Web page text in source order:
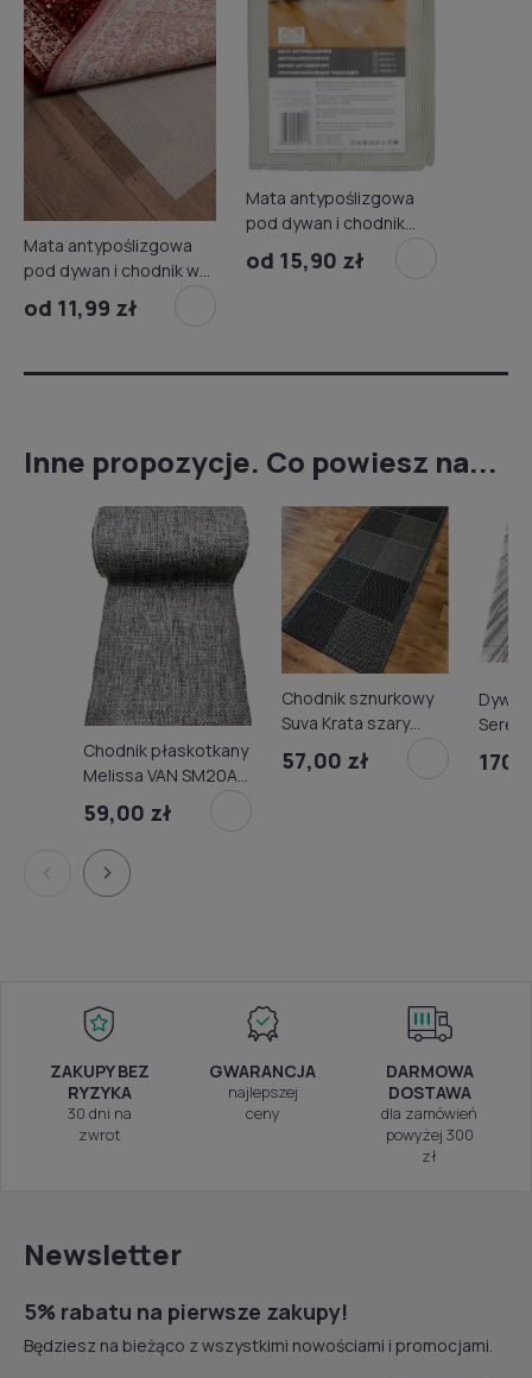
Mata antypoślizgowa
pod dywan i chodnik w
rolce
od 11,99 zł
Mata antypoślizgowa
pod dywan i chodnik
od 15,90 zł
Inne propozycje. Co powiesz na...
Chodnik płaskotkany
Melissa VAN SM20A
brown
59,00 zł
Chodnik sznurkowy
Suva Krata szary
podgumowany
57,00 zł
ZAKUPY BEZ
RYZYKA
30 dni na
zwrot
GWARANCJA
najlepszej
ceny
DARMOWA
DOSTAWA
dla zamówień
powyżej 300
zł
Newsletter
5% rabatu na pierwsze zakupy!
Będziesz na bieżąco z wszystkimi nowościami i promocjami.